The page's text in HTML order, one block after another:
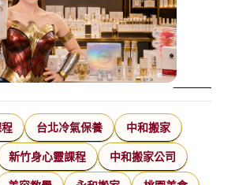
台北冷氣保養 中和搬家
新竹身心靈課程 中和搬家公司